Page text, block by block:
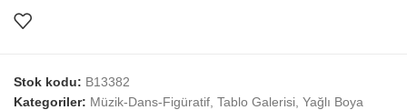
Stok kodu: B13382
Kategoriler: Müzik-Dans-Figüratif Tablo Galerisi Yağlı Boya